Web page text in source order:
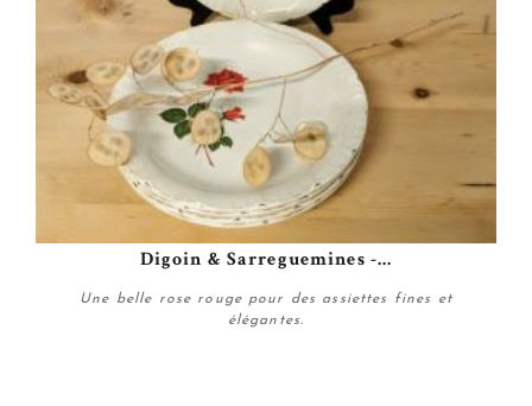
Digoin & Sarreguemines -...
Une belle rose rouge pour des assiettes fines et
élégantes.